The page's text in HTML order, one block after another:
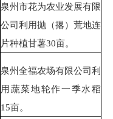
泉州市花为农业发展有限
公司利用抛（撂）荒地连
片种植甘薯30亩。
泉州全福农场有限公司利
用蔬菜地轮作一季水稻
15亩。